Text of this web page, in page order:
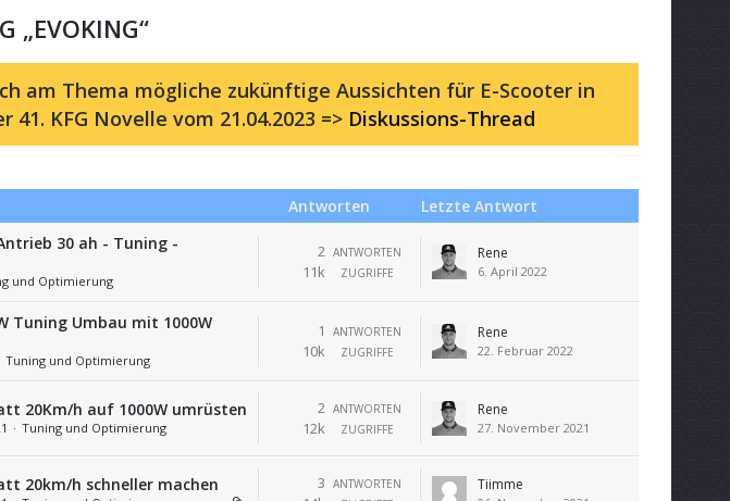
„EVOKING“
am Thema mögliche zukünftige Aussichten für E-Scooter in
41. KFG Novelle vom 21.04.2023 => Diskussions-Thread
Antworten
Letzte Antwort
30 ah - Tuning -
und Optimierung
ANTWORTEN
2
ZUGRIFFE
11k
Rene
6. April 2022
Tuning Umbau mit 1000W
Tuning und Optimierung
ANTWORTEN
1
ZUGRIFFE
10k
Rene
22. Februar 2022
20Km/h auf 1000W umrüsten
Tuning und Optimierung
ANTWORTEN
2
ZUGRIFFE
12k
Rene
27. November 2021
20km/h schneller machen ANTWORTEN
3 Tiimme